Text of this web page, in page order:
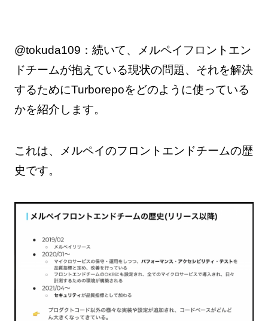
@tokuda109：続いて、メルペイフロントエン
ドチームが抱えている現状の問題、それを解決
するためにTurborepoをどのように使っている
かを紹介します。
これは、メルペイのフロントエンドチームの歴
史です。